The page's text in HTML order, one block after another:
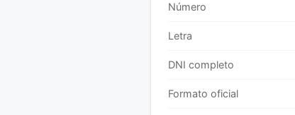
Número
Letra
DNI completo
Formato oficial